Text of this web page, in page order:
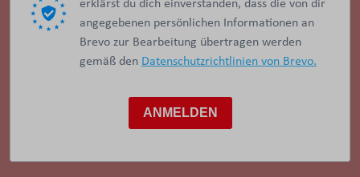
erklärst du dich einverstanden, dass die von dir
angegebenen persönlichen Informationen an
Brevo zur Bearbeitung übertragen werden
gemäß den Datenschutzrichtlinien von Brevo.
ANMELDEN